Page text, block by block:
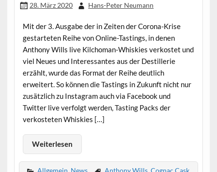
28. März 2020 Hans-Peter Neumann
Mit der 3. Ausgabe der in Zeiten der Corona-Krise
gestarteten Reihe von Online-Tastings, in denen
Anthony Wills live Kilchoman-Whiskies verkostet und
viel Neues und Interessantes aus der Destillerie
erzählt, wurde das Format der Reihe deutlich
erweitert. So können die Tastings in Zukunft nicht nur
zusätzlich zu Instagram auch via Facebook und
Twitter live verfolgt werden, Tasting Packs der
verkosteten Whiskies […]
Weiterlesen